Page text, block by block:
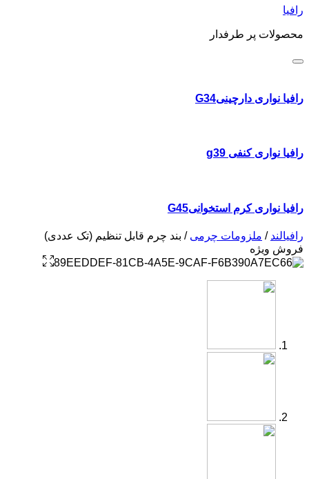
رافیا
محصولات پر طرفدار
رافیا نواری دارچینیG34
رافیا نواری کنفی g39
رافیا نواری کرم استخوانیG45
رافیالند / ملزومات چرمی / بند چرم قابل تنظیم (تک عددی)
فروش ویژه